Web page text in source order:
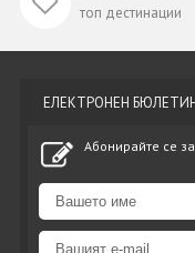
топ дестинации
ЕЛЕКТРОНЕН
Абонирайте се